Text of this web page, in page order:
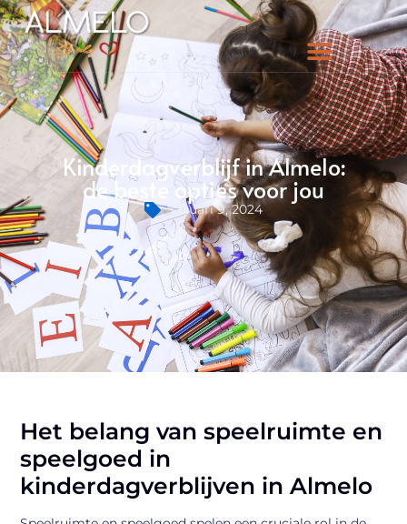
Kinderdagverblijf in Almelo:
de beste opties voor jou
januari 9, 2024
Het belang van speelruimte en
speelgoed in
kinderdagverblijven in Almelo